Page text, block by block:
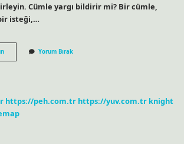
Cümle yargı bildirir mi? Bir cümle,
isteği,…
Kelime
Grupları
Yorum Bırak
https://peh.com.tr https://yuv.com.tr knight